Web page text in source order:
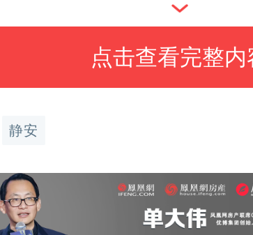
降高，意味着未来
更低，楼间距、公
有望提升。
点击查看完整内
静安